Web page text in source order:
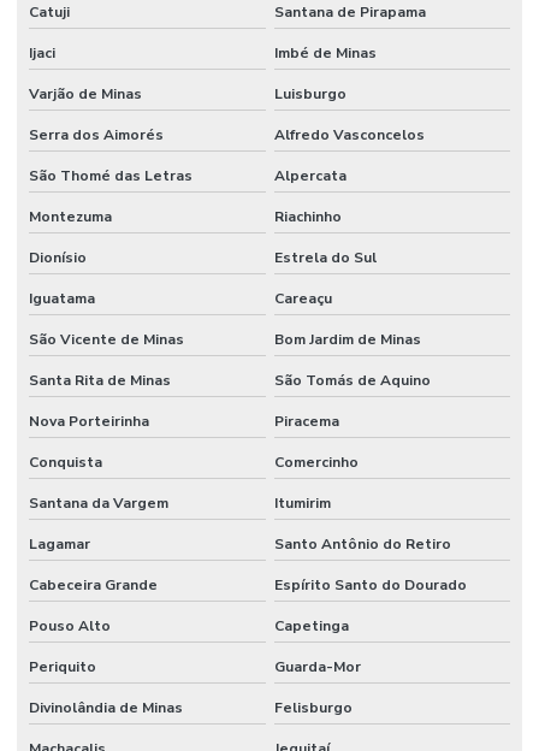
Catuji Santana de Pirapama
Ijaci Imbé de Minas
Varjão de Minas Luisburgo
Serra dos Aimorés Alfredo Vasconcelos
São Thomé das Letras Alpercata
Montezuma Riachinho
Dionísio Estrela do Sul
Iguatama Careaçu
São Vicente de Minas Bom Jardim de Minas
Santa Rita de Minas São Tomás de Aquino
Nova Porteirinha Piracema
Conquista Comercinho
Santana da Vargem Itumirim
Lagamar Santo Antônio do Retiro
Cabeceira Grande Espírito Santo do Dourado
Pouso Alto Capetinga
Periquito Guarda-Mor
Divinolândia de Minas Felisburgo